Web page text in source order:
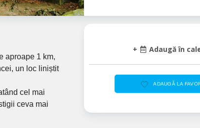
+ Adaugă în
ADAUGĂ LA
aproape 1 km,
un loc liniștit
cel mai
ceva mai